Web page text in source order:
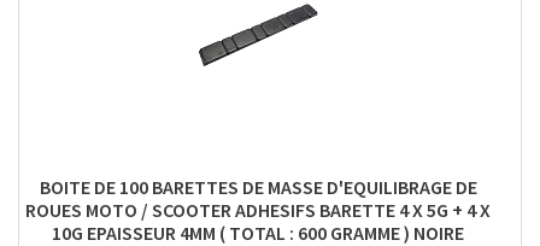
BOITE DE 100 BARETTES DE MASSE D'EQUILIBRAGE DE
ROUES MOTO / SCOOTER ADHESIFS BARETTE 4 X 5G + 4 X
10G EPAISSEUR 4MM ( TOTAL : 600 GRAMME ) NOIRE